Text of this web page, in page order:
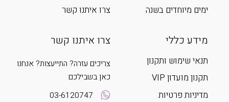
ימים מיוחדים בשנה
צרו איתנו קשר
מידע כללי
תנאי שימוש ותקנון
תקנון מועדון VIP
מדיניות פרטיות
צרו איתנו קשר
צריכים עזרה? התייעצות? אנחנו
כאן בשבילכם
03-6120747